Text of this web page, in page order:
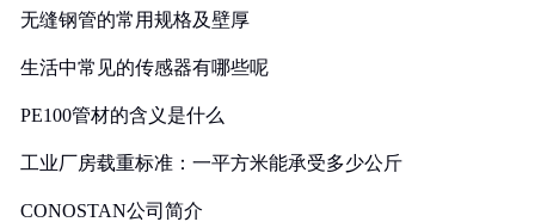
无缝钢管的常用规格及壁厚
生活中常见的传感器有哪些呢
PE100管材的含义是什么
工业厂房载重标准：一平方米能承受多少公斤
CONOSTAN公司简介